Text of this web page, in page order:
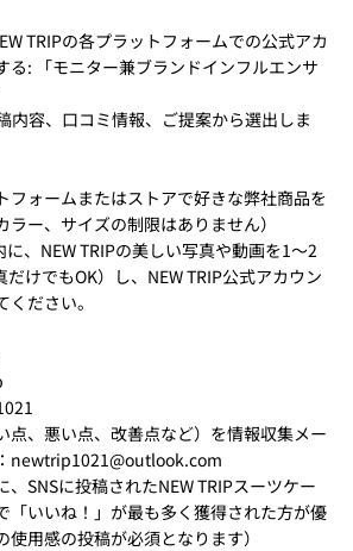
TRIPの各プラットフォームでの公式アカ
る: 「モニター兼ブランドインフルエンサ
内容、口コミ情報、ご提案から選出しま
ォームまたはストアで好きな弊社商品を
ー、サイズの制限はありません）
、NEW TRIPの美しい写真や動画を1～2
だけでもOK）し、NEW TRIP公式アカウン
ださい。
、悪い点、改善点など）を情報収集メー
newtrip1021@outlook.com
SNSに投稿されたNEW TRIPスーツケー
「いいね！」が最も多く獲得された方が優
用感の投稿が必須となります）